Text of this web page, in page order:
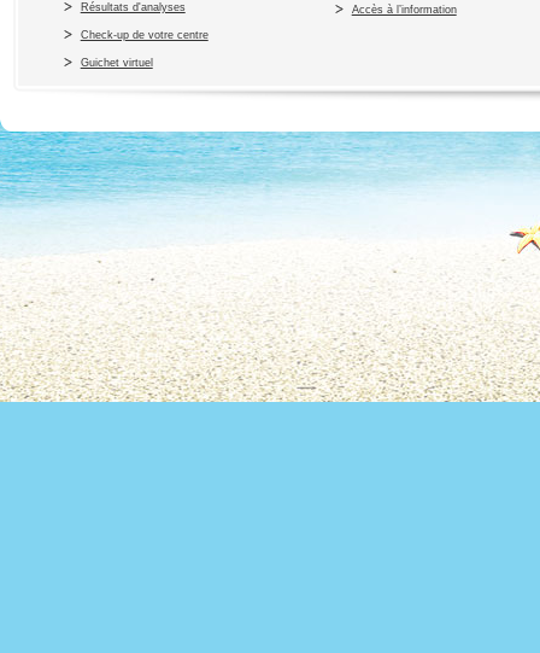
Résultats d'analyses
Check-up de votre centre
Guichet virtuel
Accès à l’information